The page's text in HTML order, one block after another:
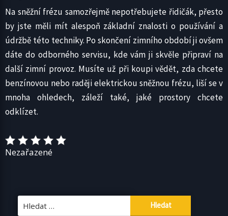
Na sněžní frézu samozřejmě nepotřebujete řidičák, přesto
by jste měli mít alespoň základní znalosti o používání a
údržbě této techniky. Po skončení zimního období ji ovšem
dáte do odborného servisu, kde vám ji skvěle připraví na
další zimní provoz. Musíte už při koupi vědět, zda chcete
benzínovou nebo raději elektrickou sněžnou frézu, liší se v
mnoha ohledech, záleží také, jaké prostory chcete
odklízet.
Nezařazené